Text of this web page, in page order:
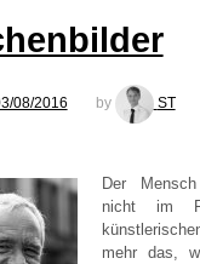
08/2016 by ST
Der
nicht im
mehr das,